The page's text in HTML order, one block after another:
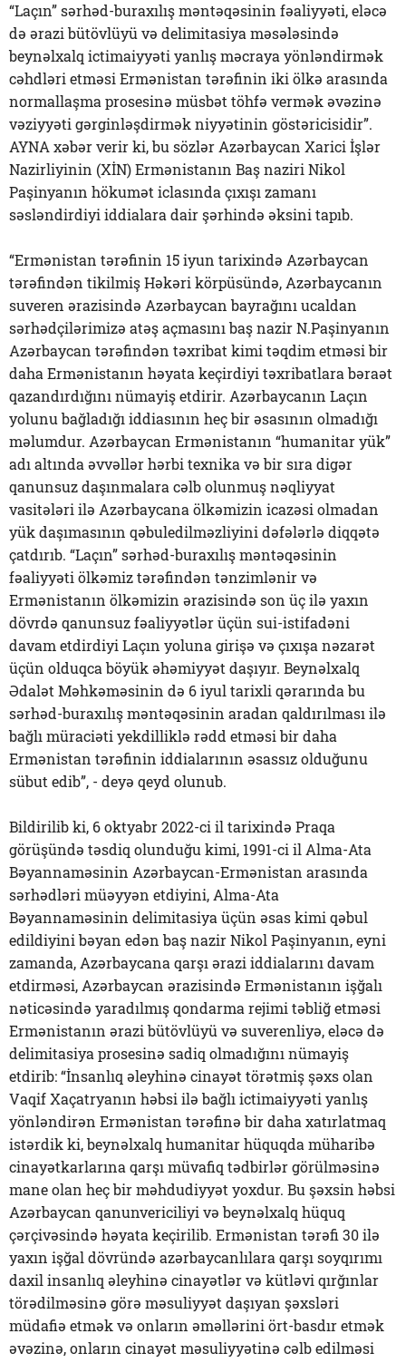
“Laçın” sərhəd-buraxılış məntəqəsinin fəaliyyəti, eləcə
də ərazi bütövlüyü və delimitasiya məsələsində
beynəlxalq ictimaiyyəti yanlış məcraya yönləndirmək
cəhdləri etməsi Ermənistan tərəfinin iki ölkə arasında
normallaşma prosesinə müsbət töhfə vermək əvəzinə
vəziyyəti gərginləşdirmək niyyətinin göstəricisidir”.
AYNA xəbər verir ki, bu sözlər Azərbaycan Xarici İşlər
Nazirliyinin (XİN) Ermənistanın Baş naziri Nikol
Paşinyanın hökumət iclasında çıxışı zamanı
səsləndirdiyi iddialara dair şərhində əksini tapıb.
“Ermənistan tərəfinin 15 iyun tarixində Azərbaycan
tərəfindən tikilmiş Həkəri körpüsündə, Azərbaycanın
suveren ərazisində Azərbaycan bayrağını ucaldan
sərhədçilərimizə atəş açmasını baş nazir N.Paşinyanın
Azərbaycan tərəfindən təxribat kimi təqdim etməsi bir
daha Ermənistanın həyata keçirdiyi təxribatlara bəraət
qazandırdığını nümayiş etdirir. Azərbaycanın Laçın
yolunu bağladığı iddiasının heç bir əsasının olmadığı
məlumdur. Azərbaycan Ermənistanın “humanitar yük”
adı altında əvvəllər hərbi texnika və bir sıra digər
qanunsuz daşınmalara cəlb olunmuş nəqliyyat
vasitələri ilə Azərbaycana ölkəmizin icazəsi olmadan
yük daşımasının qəbuledilməzliyini dəfələrlə diqqətə
çatdırıb. “Laçın” sərhəd-buraxılış məntəqəsinin
fəaliyyəti ölkəmiz tərəfindən tənzimlənir və
Ermənistanın ölkəmizin ərazisində son üç ilə yaxın
dövrdə qanunsuz fəaliyyətlər üçün sui-istifadəni
davam etdirdiyi Laçın yoluna girişə və çıxışa nəzarət
üçün olduqca böyük əhəmiyyət daşıyır. Beynəlxalq
Ədalət Məhkəməsinin də 6 iyul tarixli qərarında bu
sərhəd-buraxılış məntəqəsinin aradan qaldırılması ilə
bağlı müraciəti yekdilliklə rədd etməsi bir daha
Ermənistan tərəfinin iddialarının əsassız olduğunu
sübut edib”, - deyə qeyd olunub.
Bildirilib ki, 6 oktyabr 2022-ci il tarixində Praqa
görüşündə təsdiq olunduğu kimi, 1991-ci il Alma-Ata
Bəyannaməsinin Azərbaycan-Ermənistan arasında
sərhədləri müəyyən etdiyini, Alma-Ata
Bəyannaməsinin delimitasiya üçün əsas kimi qəbul
edildiyini bəyan edən baş nazir Nikol Paşinyanın, eyni
zamanda, Azərbaycana qarşı ərazi iddialarını davam
etdirməsi, Azərbaycan ərazisində Ermənistanın işğalı
nəticəsində yaradılmış qondarma rejimi təbliğ etməsi
Ermənistanın ərazi bütövlüyü və suverenliyə, eləcə də
delimitasiya prosesinə sadiq olmadığını nümayiş
etdirib: “İnsanlıq əleyhinə cinayət törətmiş şəxs olan
Vaqif Xaçatryanın həbsi ilə bağlı ictimaiyyəti yanlış
yönləndirən Ermənistan tərəfinə bir daha xatırlatmaq
istərdik ki, beynəlxalq humanitar hüquqda müharibə
cinayətkarlarına qarşı müvafiq tədbirlər görülməsinə
mane olan heç bir məhdudiyyət yoxdur. Bu şəxsin həbsi
Azərbaycan qanunvericiliyi və beynəlxalq hüquq
çərçivəsində həyata keçirilib. Ermənistan tərəfi 30 ilə
yaxın işğal dövründə azərbaycanlılara qarşı soyqırımı
daxil insanlıq əleyhinə cinayətlər və kütləvi qırğınlar
törədilməsinə görə məsuliyyət daşıyan şəxsləri
müdafiə etmək və onların əməllərini ört-basdır etmək
əvəzinə, onların cinayət məsuliyyətinə cəlb edilməsi